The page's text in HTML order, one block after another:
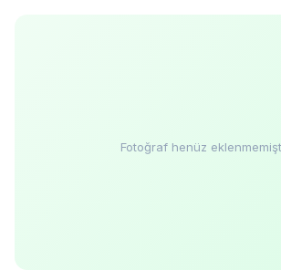
Fotoğraf henüz